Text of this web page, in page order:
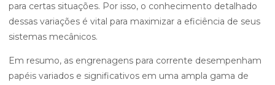
para certas situações. Por isso, o conhecimento detalhado
dessas variações é vital para maximizar a eficiência de seus
sistemas mecânicos.
Em resumo, as engrenagens para corrente desempenham
papéis variados e significativos em uma ampla gama de